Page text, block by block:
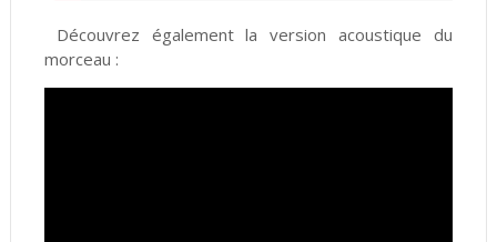
Découvrez également la version acoustique du
morceau :